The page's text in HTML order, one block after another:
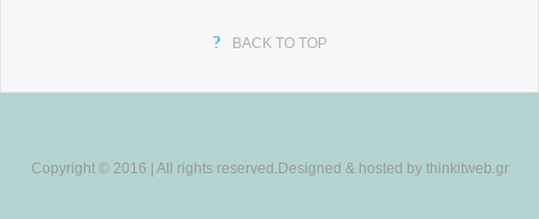
BACK TO TOP
Copyright © 2016 | All rights reserved.Designed & hosted by thinkitweb.gr